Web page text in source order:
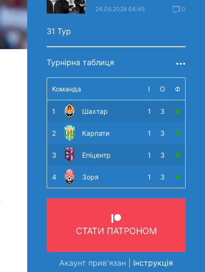
24.05.2026 04:45 0
31 Тур
Турнірна таблиця
Команда І О Ф
1 Шахтар 1 3
2 Карпати 1 3
3 Епіцентр 1 3
4 Зоря 1 3
СТАТИ ПАТРОНОМ
Акаунт прив'язан | Інструкція